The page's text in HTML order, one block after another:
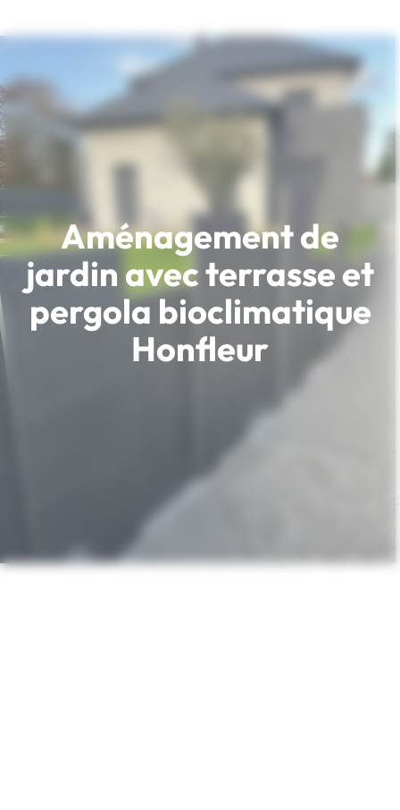
Aménagement de
jardin avec terrasse et
pergola bioclimatique
Honfleur